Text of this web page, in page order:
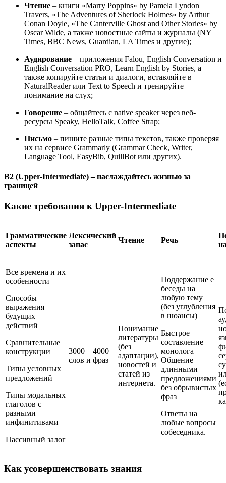
Чтение – книги «Marry Poppins» by Pamela Lyndon
Travers, «The Adventures of Sherlock Holmes» by Arthur
Conan Doyle, «The Canterville Ghost and Other Stories» by
Oscar Wilde, а также новостные сайты и журналы (NY
Times, BBC News, Guardian, LA Times и другие);
Аудирование – приложения Falou, English Conversation и
English Conversation PRO, Learn English by Stories, а
также копируйте статьи и диалоги, вставляйте в
NaturalReader или Text to Speech и тренируйте
понимание на слух;
Говорение – общайтесь с native speaker через веб-
ресурсы Speaky, HelloTalk, Coffee Strap;
Письмо – пишите разные типы текстов, также проверяя
их на сервисе Grammarly (Grammar Check, Writer,
Language Tool, EasyBib, QuillBot или других).
B2 (Upper-Intermediate) – наслаждайтесь жизнью за
границей
Какие требования к Upper-Intermediate
Грамматические
аспекты
Лексический
запас
Чтение Речь
Все времена и их
особенности
Способы
выражения
будущих
действий
Сравнительные
конструкции
Типы условных
предложений
Типы модальных
глаголов с
разными
инфинитивами
Пассивный залог
3000 – 4000
слов и фраз
Понимание
литературы
(без
адаптации),
новостей и
статей из
интернета.
Поддержание е
беседы на
любую тему
(без углубления
в нюансы)
Быстрое
составление
монолога
Общение
длинными
предложениями
без обрывистых
фраз
Ответы на
любые вопросы
собеседника.
Как усовершенствовать знания